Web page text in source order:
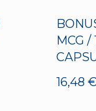
MCG /
16,48 €